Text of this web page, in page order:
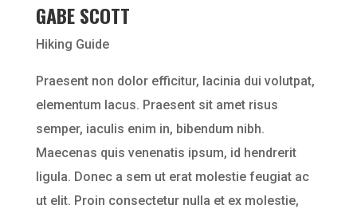
GABE SCOTT
Hiking Guide
Praesent non dolor efficitur, lacinia dui volutpat,
elementum lacus. Praesent sit amet risus
semper, iaculis enim in, bibendum nibh.
Maecenas quis venenatis ipsum, id hendrerit
ligula. Donec a sem ut erat molestie feugiat ac
ut elit. Proin consectetur nulla et ex molestie,